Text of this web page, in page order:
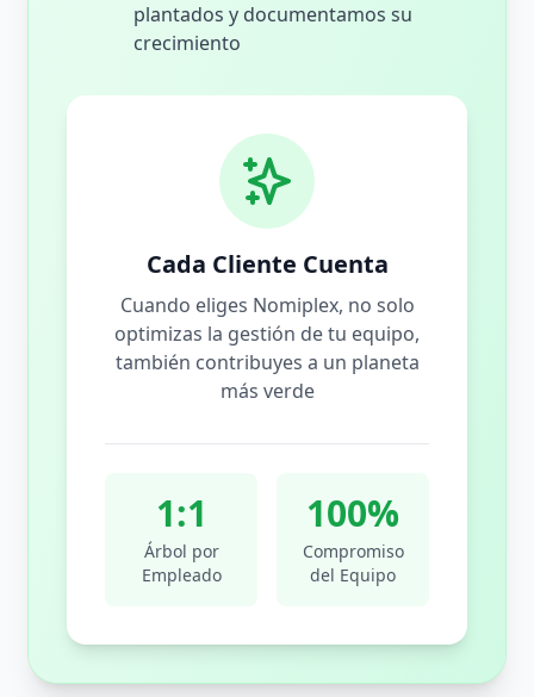
plantados y documentamos su
crecimiento
Cada Cliente Cuenta
Cuando eliges Nomiplex, no solo
optimizas la gestión de tu equipo,
también contribuyes a un planeta
más verde
1:1
Árbol por
Empleado
100%
Compromiso
del Equipo